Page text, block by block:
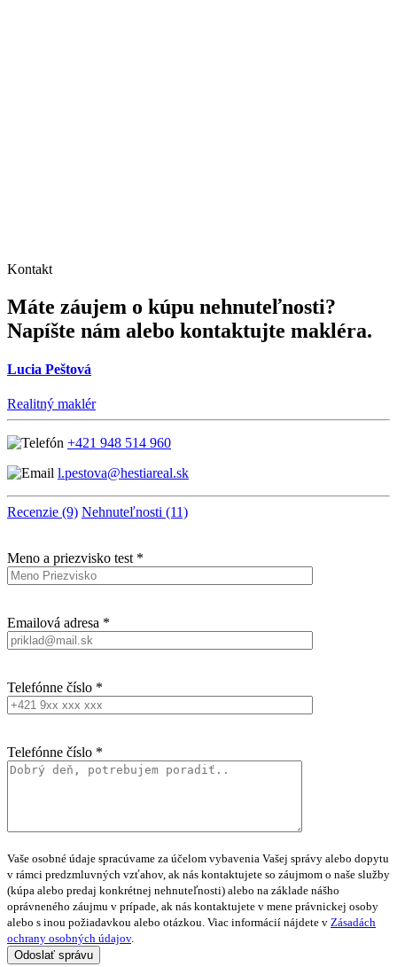
Kontakt
Máte záujem o kúpu nehnuteľnosti?
Napíšte nám alebo kontaktujte makléra.
Lucia Peštová
Realitný maklér
+421 948 514 960
l.pestova@hestiareal.sk
Recenzie (9) Nehnuteľnosti (11)
Meno a priezvisko test *
Emailová adresa *
Telefónne číslo *
Telefónne číslo *
Vaše osobné údaje spracúvame za účelom vybavenia Vašej správy alebo dopytu
v rámci predzmluvných vzťahov, ak nás kontaktujete so záujmom o naše služby
(kúpa alebo predaj konkrétnej nehnuteľnosti) alebo na základe nášho
oprávneného záujmu v prípade, ak nás kontaktujete v mene právnickej osoby
alebo s inou požiadavkou alebo otázkou. Viac informácií nájdete v Zásadách
ochrany osobných údajov.